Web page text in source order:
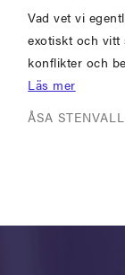
Vad vet vi
exotiskt och vitt
konflikter och
Läs mer
ÅSA